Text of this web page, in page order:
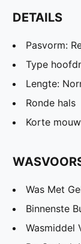
DETAILS
Pasvorm:
Type
Lengte:
Ronde hals
Korte
Was Met
Binnenste
Wasmiddel